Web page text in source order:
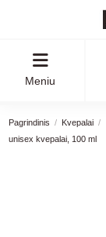
Meniu
Pagrindinis Kvepalai
unisex kvepalai, 100 ml